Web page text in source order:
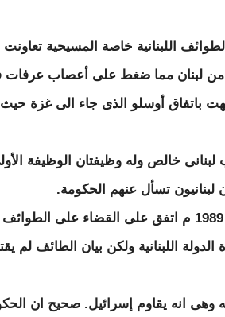
اللبنانية خاصة المسيحية
لبنان مما ضغط على أعصاب عرفات
باتفاق أوسلو الذى جاء الى غزة
خالص وله وظيفتان الوظيفة
تسأل عنهم الحكومة.
وفى مؤتمر الطائف عام 1989 م اتفق على القضاء على
الدولة اللبنانية ولكن بيان الطائف لم
وهى انه يقاوم إسرائيل. صحيح ان